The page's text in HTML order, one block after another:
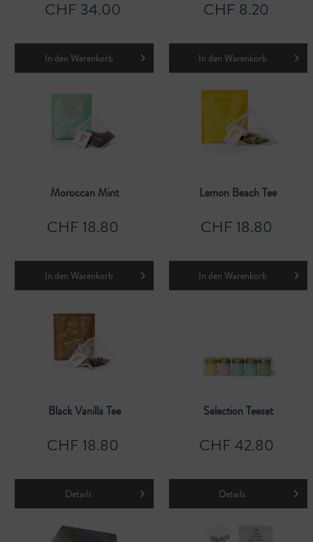
CHF 34.00
In den Warenkorb
CHF 8.20
In den Warenkorb
Moroccan Mint
CHF 18.80
In den Warenkorb
Lemon Beach Tee
CHF 18.80
In den Warenkorb
Black Vanilla Tee
CHF 18.80
Details
Selection Teeset
CHF 42.80
Details